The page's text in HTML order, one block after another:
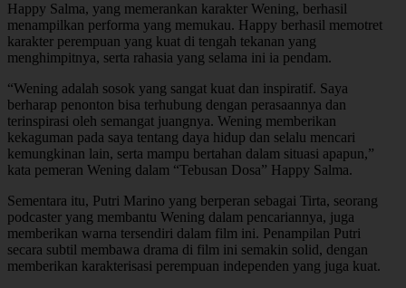
Happy Salma, yang memerankan karakter Wening, berhasil
menampilkan performa yang memukau. Happy berhasil memotret
karakter perempuan yang kuat di tengah tekanan yang
menghimpitnya, serta rahasia yang selama ini ia pendam.
“Wening adalah sosok yang sangat kuat dan inspiratif. Saya
berharap penonton bisa terhubung dengan perasaannya dan
terinspirasi oleh semangat juangnya. Wening memberikan
kekaguman pada saya tentang daya hidup dan selalu mencari
kemungkinan lain, serta mampu bertahan dalam situasi apapun,”
kata pemeran Wening dalam “Tebusan Dosa” Happy Salma.
Sementara itu, Putri Marino yang berperan sebagai Tirta, seorang
podcaster yang membantu Wening dalam pencariannya, juga
memberikan warna tersendiri dalam film ini. Penampilan Putri
secara subtil membawa drama di film ini semakin solid, dengan
memberikan karakterisasi perempuan independen yang juga kuat.